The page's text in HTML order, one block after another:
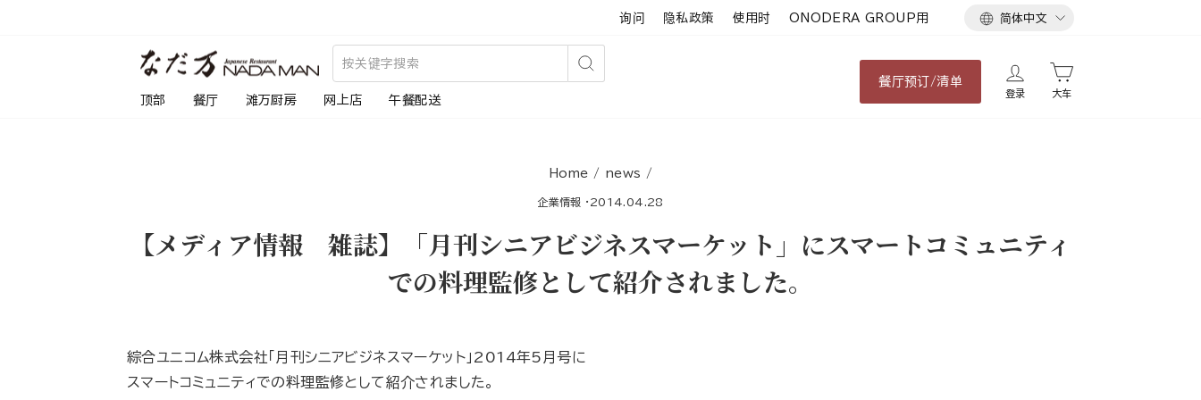
询问 隐私政策 使用时 ONODERA GROUP用
语
简体中文
搜
顶部 餐厅 滩万厨房 网上店 午餐配送
餐厅预订/清单
登录 大车
Home / news /
企業情報 · 2014.04.28
【メディア情報 雑誌】「月刊シニアビジネスマーケット」にスマートコミュニティ
での料理監修として紹介されました。
綜合ユニコム株式会社「月刊シニアビジネスマーケット」2014年5月号に
スマートコミュニティでの料理監修として紹介されました。